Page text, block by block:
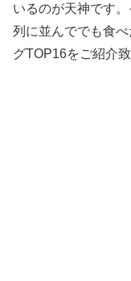
いるのが天神です
列に並んででも食
グTOP16をご紹介